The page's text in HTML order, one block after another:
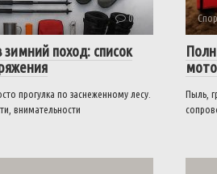
0
зимний поход: список
прогулка по заснеженному лесу.
внимательности
Пыль,